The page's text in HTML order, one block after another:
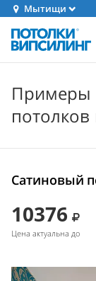
Мытищи
Примеры
Сатиновый
10376
Цена актуальна до